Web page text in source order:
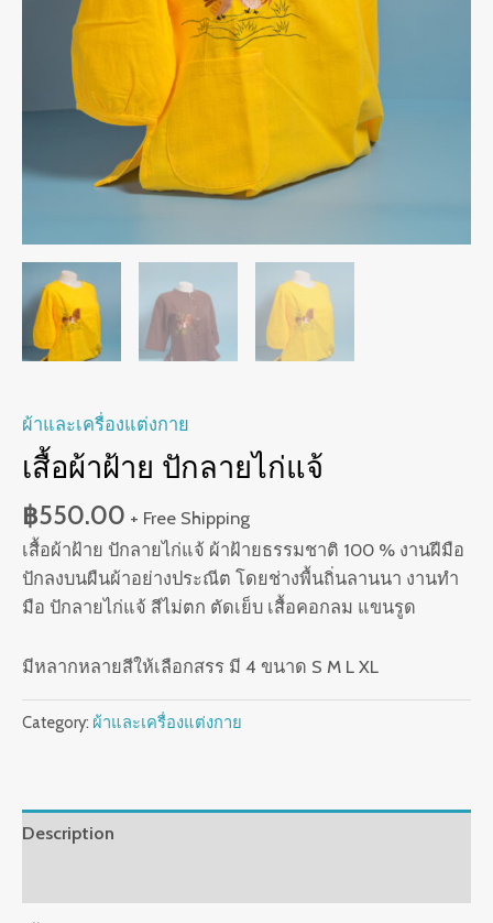
ผ้าและเครื่องแต่งกาย
เสื้อผ้าฝ้าย ปักลายไก่แจ้
฿550.00 + Free Shipping
เสื้อผ้าฝ้าย ปักลายไก่แจ้ ผ้าฝ้ายธรรมชาติ 100 % งานฝีมือ
ปักลงบนผืนผ้าอย่างประณีต โดยช่างพื้นถิ่นลานนา งานทำ
มือ ปักลายไก่แจ้ สีไม่ตก ตัดเย็บ เสื้อคอกลม แขนรูด
มีหลากหลายสีให้เลือกสรร มี 4 ขนาด S M L XL
Category: ผ้าและเครื่องแต่งกาย
Description